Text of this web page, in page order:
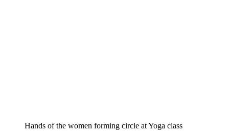
Hands of the women forming circle at Yoga class